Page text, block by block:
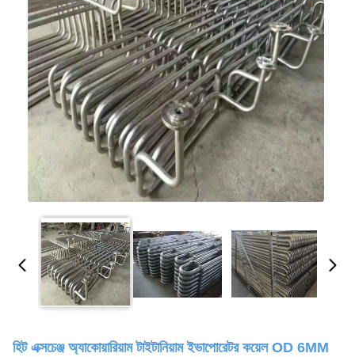
হিট এক্সচেঞ্জ অ্যাকোয়ারিয়াম টাইটানিয়াম ইভাপোরেটর কয়েল OD 6MM